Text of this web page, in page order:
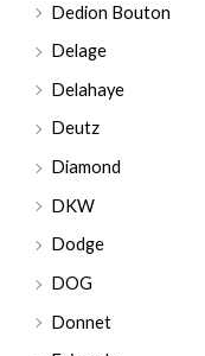
Dedion Bouton
Delage
Delahaye
Deutz
Diamond
DKW
Dodge
DOG
Donnet